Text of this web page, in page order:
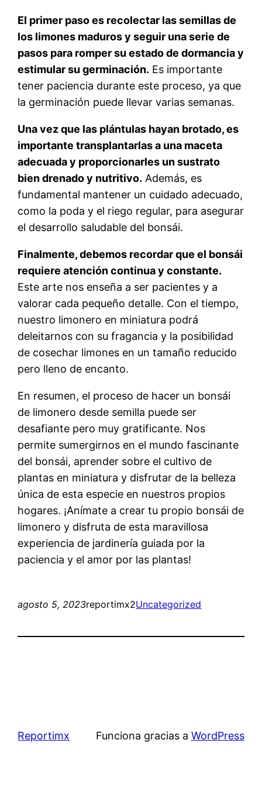
El primer paso es recolectar las semillas de
los limones maduros y seguir una serie de
pasos para romper su estado de dormancia y
estimular su germinación. Es importante
tener paciencia durante este proceso, ya que
la germinación puede llevar varias semanas.
Una vez que las plántulas hayan brotado, es
importante transplantarlas a una maceta
adecuada y proporcionarles un sustrato
bien drenado y nutritivo. Además, es
fundamental mantener un cuidado adecuado,
como la poda y el riego regular, para asegurar
el desarrollo saludable del bonsái.
Finalmente, debemos recordar que el bonsái
requiere atención continua y constante.
Este arte nos enseña a ser pacientes y a
valorar cada pequeño detalle. Con el tiempo,
nuestro limonero en miniatura podrá
deleitarnos con su fragancia y la posibilidad
de cosechar limones en un tamaño reducido
pero lleno de encanto.
En resumen, el proceso de hacer un bonsái
de limonero desde semilla puede ser
desafiante pero muy gratificante. Nos
permite sumergirnos en el mundo fascinante
del bonsái, aprender sobre el cultivo de
plantas en miniatura y disfrutar de la belleza
única de esta especie en nuestros propios
hogares. ¡Anímate a crear tu propio bonsái de
limonero y disfruta de esta maravillosa
experiencia de jardinería guiada por la
paciencia y el amor por las plantas!
agosto 5, 2023reportimx2Uncategorized
Reportimx Funciona gracias a WordPress